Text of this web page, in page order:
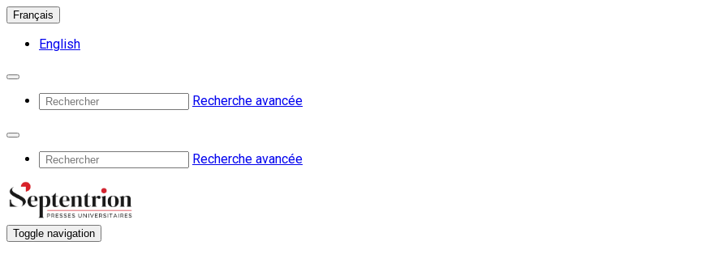
Français
English
Recherche avancée
Recherche avancée
Toggle navigation